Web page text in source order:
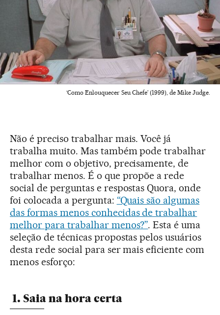
‘Como Enlouquecer Seu Chefe’ (1999), de Mike Judge.
Não é preciso trabalhar mais. Você já
trabalha muito. Mas também pode trabalhar
melhor com o objetivo, precisamente, de
trabalhar menos. É o que propõe a rede
social de perguntas e respostas Quora, onde
foi colocada a pergunta: “Quais são algumas
das formas menos conhecidas de trabalhar
melhor para trabalhar menos?”. Esta é uma
seleção de técnicas propostas pelos usuários
desta rede social para ser mais eficiente com
menos esforço:
1. Saia na hora certa